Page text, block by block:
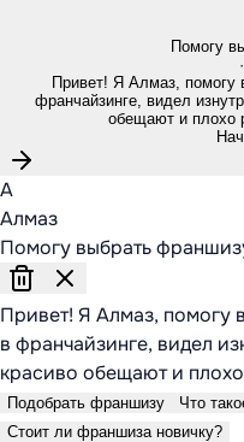
Помогу
Привет! Я Алмаз, помогу
франчайзинге, видел
обещают и плохо
А
Алмаз
Помогу выбрать
Привет! Я Алмаз, помогу
в франчайзинге, видел
красиво обещают и
Подобрать франшизу
Что
Стоит ли франшиза новичку?